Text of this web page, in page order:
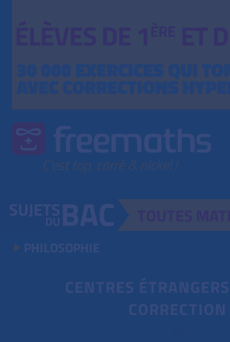
PHILOSOPHIE
CENTRES ÉTRANGERS
CORRECTION